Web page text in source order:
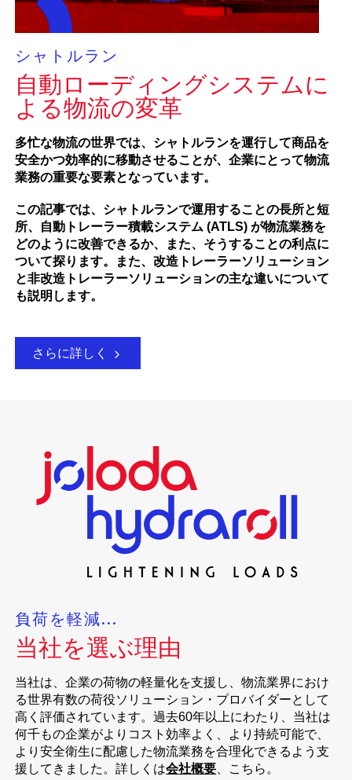
シャトルラン
自動ローディングシステムに
よる物流の変革
多忙な物流の世界では、シャトルランを運行して商品を
安全かつ効率的に移動させることが、企業にとって物流
業務の重要な要素となっています。
この記事では、シャトルランで運用することの長所と短
所、自動トレーラー積載システム (ATLS) が物流業務を
どのように改善できるか、また、そうすることの利点に
ついて探ります。また、改造トレーラーソリューション
と非改造トレーラーソリューションの主な違いについて
も説明します。
さらに詳しく
負荷を軽減...
当社を選ぶ理由
当社は、企業の荷物の軽量化を支援し、物流業界におけ
る世界有数の荷役ソリューション・プロバイダーとして
高く評価されています。過去60年以上にわたり、当社は
何千もの企業がよりコスト効率よく、より持続可能で、
より安全衛生に配慮した物流業務を合理化できるよう支
援してきました。詳しくは会社概要 、こちら。